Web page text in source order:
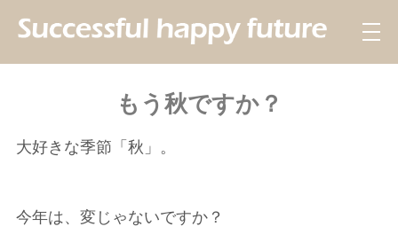
もう秋ですか？
大好きな季節「秋」。
今年は、変じゃないですか？